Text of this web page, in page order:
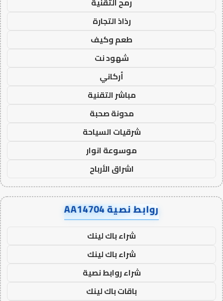
رذاذ التجارة
طعم وكيف
شهود نت
أركاني
مباشر التقنية
مدونة صحبة
شرقيات السياحة
موسوعة انوار
اشراق الأرباح
روابط نصية AA14704
شراء باك لينك
شراء باك لينك
شراء روابط نصية
باقات باك لينك